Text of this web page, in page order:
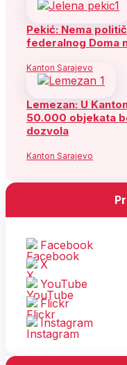
Pekić: Nema
federalnog Doma
Kanton Sarajevo
Lemezan: U
50.000 objekata
dozvola
Kanton Sarajevo
Facebook
X
YouTube
Flickr
Instagram